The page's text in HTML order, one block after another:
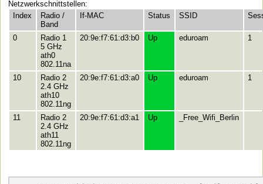
Netzwerkschnittstellen:
Index
Radio /
Band
If-MAC Status SSID
0
Radio 1
5 GHz
ath0
802.11na
20:9e:f7:61:d3:b0 Up eduroam 1
10
Radio 2
2.4 GHz
ath10
802.11ng
20:9e:f7:61:d3:a0 Up eduroam 1
11
Radio 2
2.4 GHz
ath11
802.11ng
20:9e:f7:61:d3:a1 Up _Free_Wifi_Berlin